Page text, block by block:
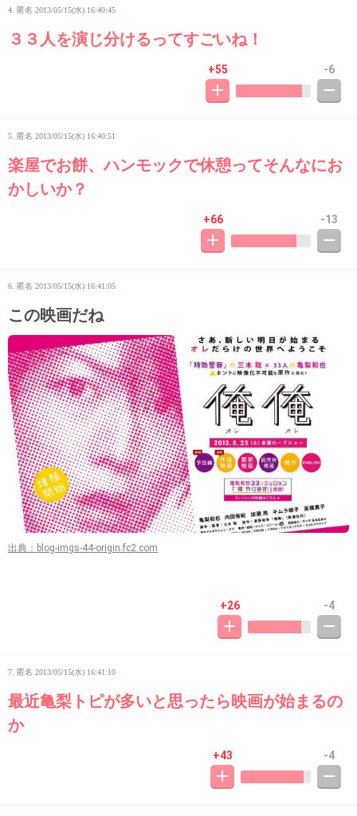
4. 匿名 2013/05/15(水) 16:40:45
３３人を演じ分けるってすごいね！
+55 -6
5. 匿名 2013/05/15(水) 16:40:51
楽屋でお餅、ハンモックで休憩ってそんなにお
かしいか？
+66 -13
6. 匿名 2013/05/15(水) 16:41:05
この映画だね
出典：blog-imgs-44-origin.fc2.com
+26 -4
7. 匿名 2013/05/15(水) 16:41:10
最近亀梨トピが多いと思ったら映画が始まるの
か
+43 -4